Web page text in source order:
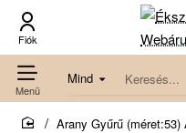
Mind
Keresés...
Arany Gyűrű (méret:53)